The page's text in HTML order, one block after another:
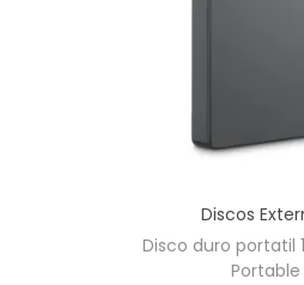
Discos
Disco duro portatil
Portable